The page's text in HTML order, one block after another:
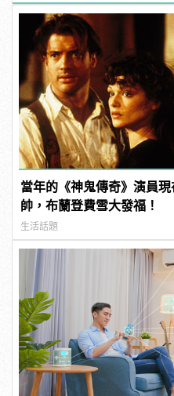
當年的《神鬼傳奇》演員
帥，布蘭登費雪大發福！
生活話題